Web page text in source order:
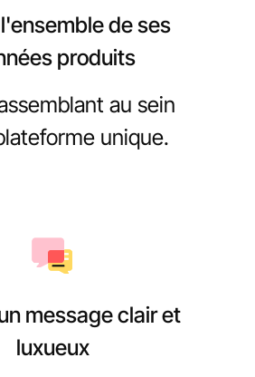
de ses
produits
au sein
unique.
message clair et
luxueux